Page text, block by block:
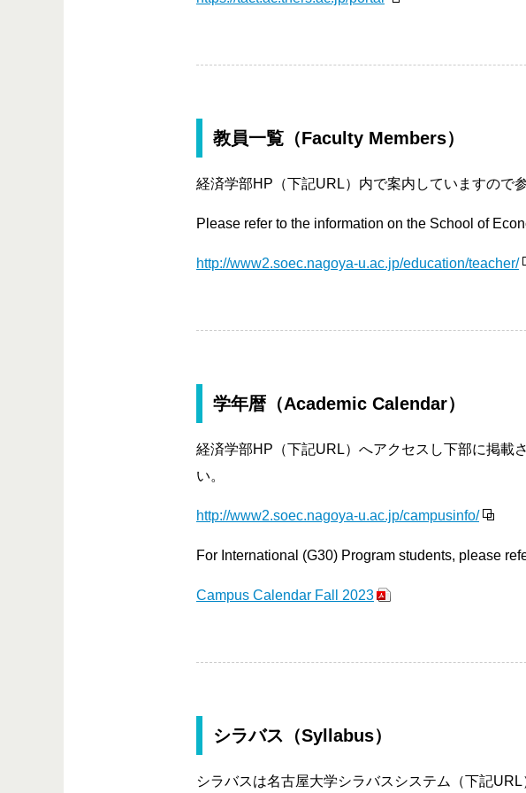
教員一覧（Faculty Members）
経済学部HP（下記URL）内で案内していますので
Please refer to the information on the School of
http://www2.soec.nagoya-u.ac.jp/education/teacher/
学年暦（Academic Calendar）
経済学部HP（下記URL）へアクセスし下部に掲
い。
http://www2.soec.nagoya-u.ac.jp/campusinfo/
For International (G30) Program students, please
Campus Calendar Fall 2023
シラバス（Syllabus）
シラバスは名古屋大学シラバスシステム（下記URL